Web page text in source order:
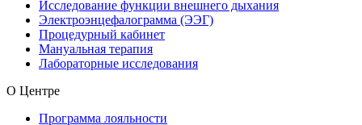
Исследование функции внешнего дыхания
Электроэнцефалограмма (ЭЭГ)
Процедурный кабинет
Мануальная терапия
Лабораторные исследования
О Центре
Программа лояльности